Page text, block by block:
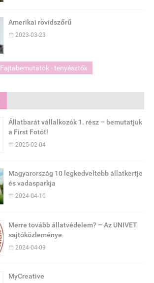
Amerikai rövidszőrű
2023-03-23
Fajtabemutatók - tenyésztők
Állatbarát vállalkozók 1. rész – bemutatjuk
a First Fotót!
2025-02-04
Magyarország 10 legkedveltebb állatkertje
és vadasparkja
2024-04-10
Merre tovább állatvédelem? – Az UNIVET
sajtóközleménye
2024-04-09
MyCreative